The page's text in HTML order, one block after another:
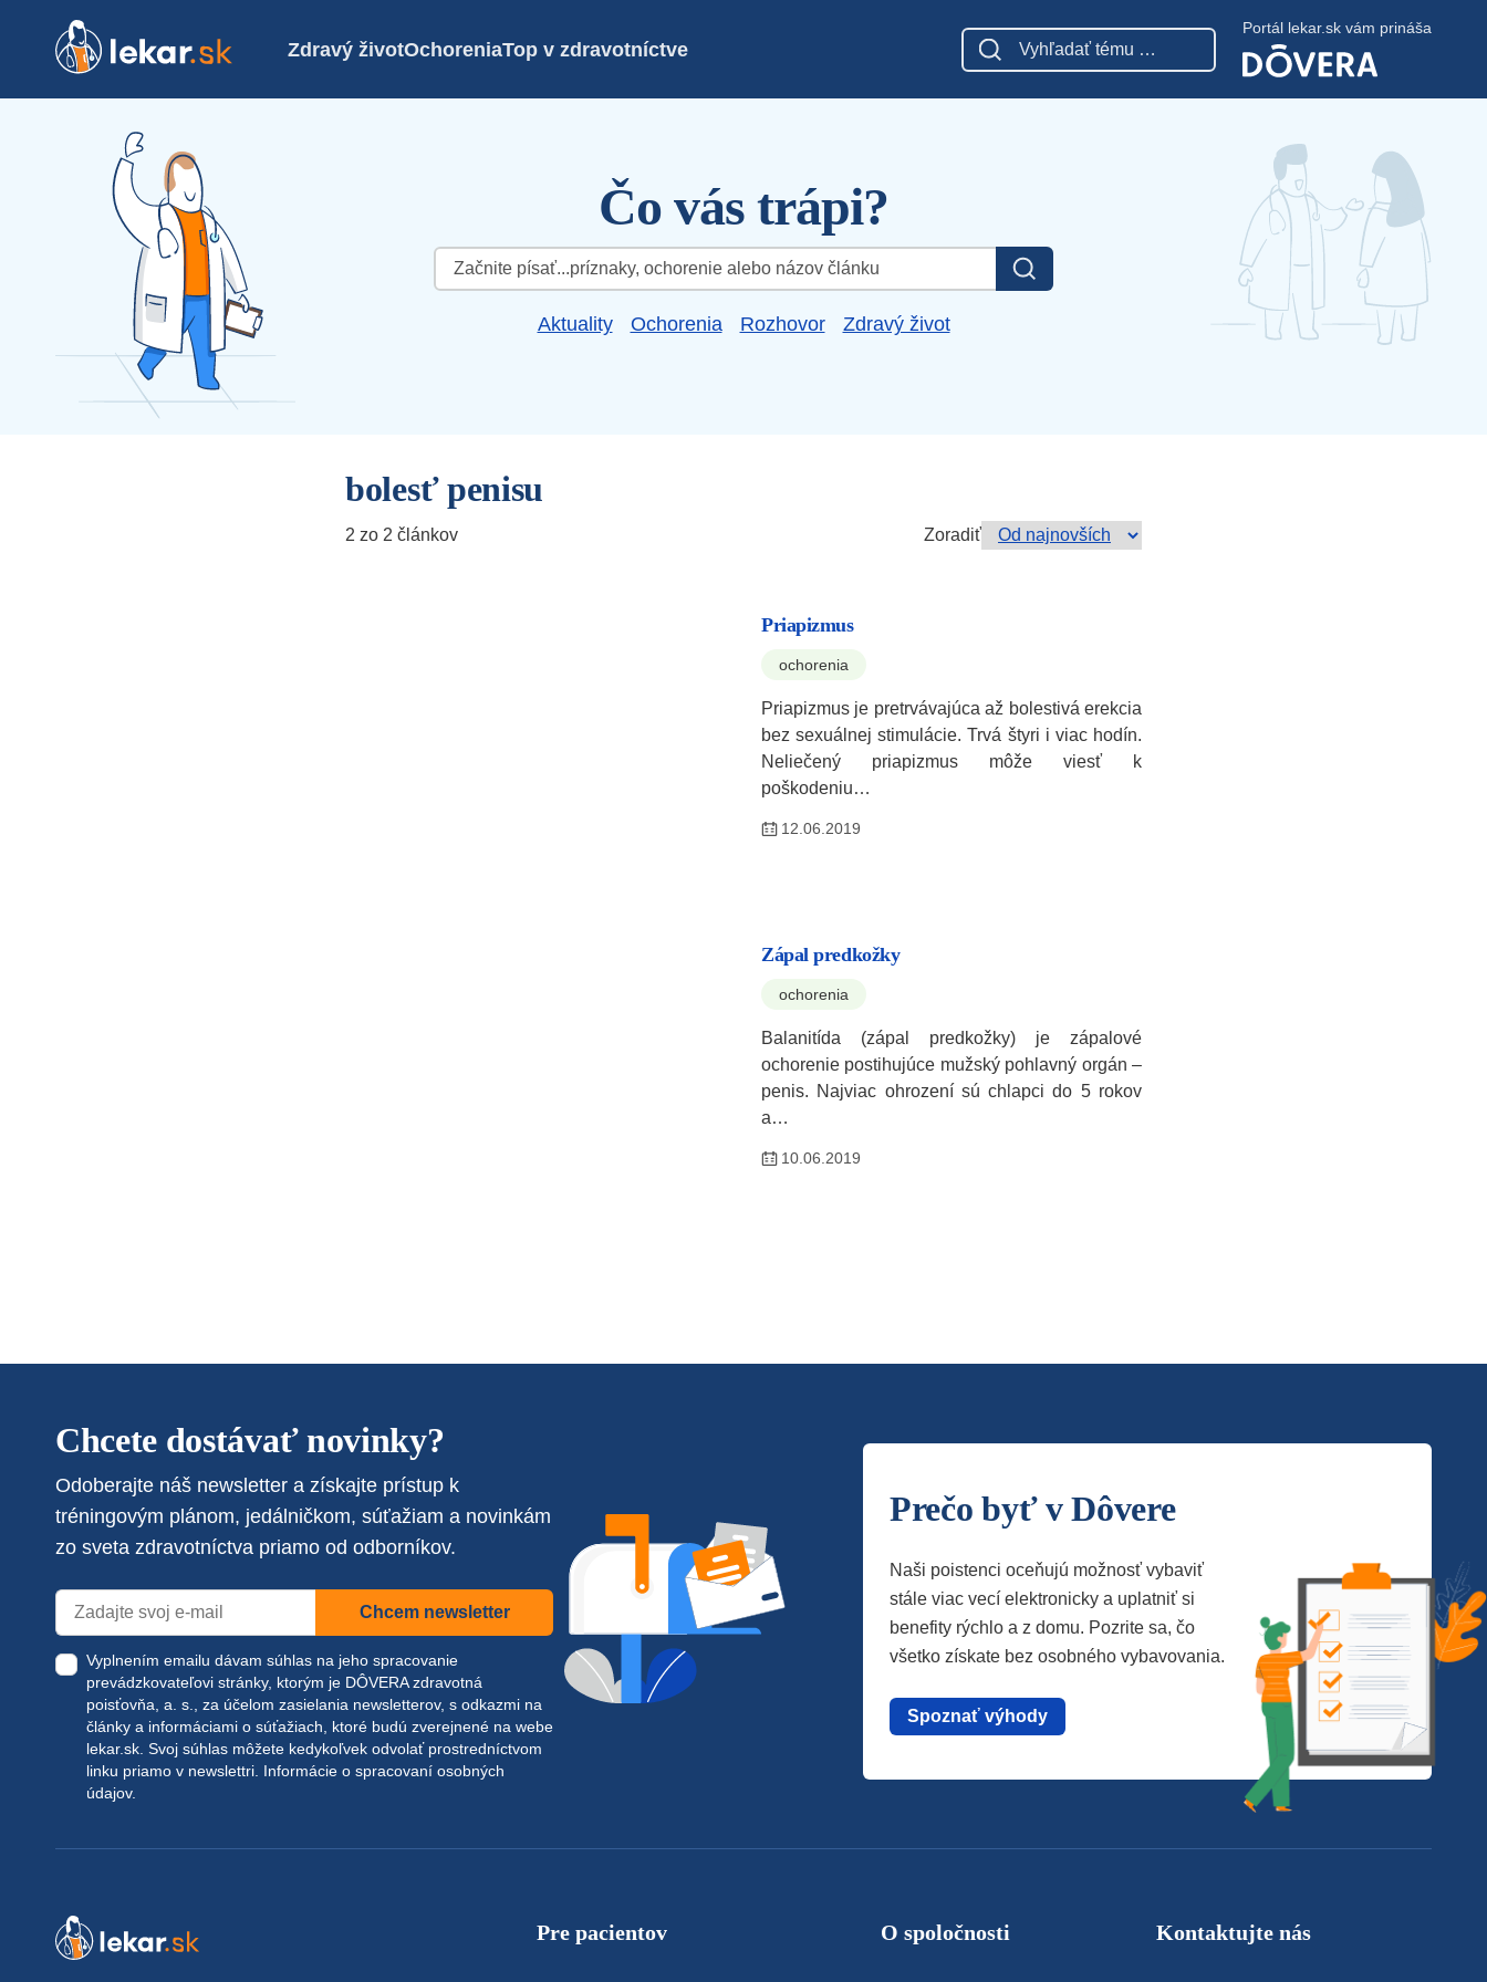
Zdravý životOchoreniaTop v zdravotníctve
Portál lekar.sk vám prináša
Čo vás trápi?
Hľadať:
Aktuality Ochorenia Rozhovor Zdravý život
bolesť penisu
2 zo 2 článkov Zoradiť
Priapizmus
ochorenia
Priapizmus je pretrvávajúca až bolestivá erekcia
bez sexuálnej stimulácie. Trvá štyri i viac hodín.
Neliečený priapizmus môže viesť k
poškodeniu…
12.06.2019
Zápal predkožky
ochorenia
Balanitída (zápal predkožky) je zápalové
ochorenie postihujúce mužský pohlavný orgán –
penis. Najviac ohrození sú chlapci do 5 rokov
a…
10.06.2019
Chcete dostávať novinky?
Odoberajte náš newsletter a získajte prístup k
tréningovým plánom, jedálničkom, súťažiam a novinkám
zo sveta zdravotníctva priamo od odborníkov.
Chcem newsletter
Vyplnením emailu dávam súhlas na jeho spracovanie
prevádzkovateľovi stránky, ktorým je DÔVERA zdravotná
poisťovňa, a. s., za účelom zasielania newsletterov, s odkazmi na
články a informáciami o súťažiach, ktoré budú zverejnené na webe
lekar.sk . Svoj súhlas môžete kedykoľvek odvolať prostredníctvom
linku priamo v newslettri. Informácie o spracovaní osobných
údajov.
Prečo byť v Dôvere
Naši poistenci oceňujú možnosť vybaviť
stále viac vecí elektronicky a uplatniť si
benefity rýchlo a z domu. Pozrite sa, čo
všetko získate bez osobného vybavovania.
Spoznať výhody
Pre pacientov O spoločnosti Kontaktujte nás